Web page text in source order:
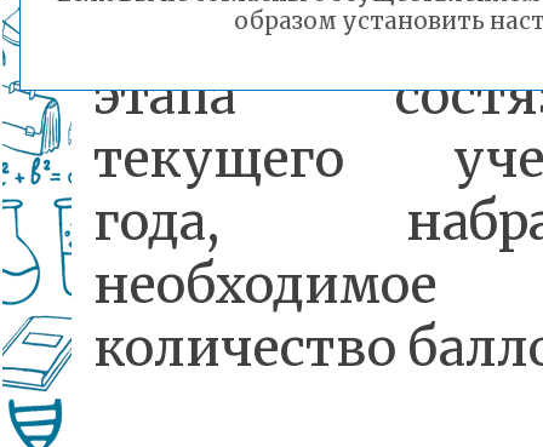
этапа
текущего
года,
необходимое
количество
образом установить